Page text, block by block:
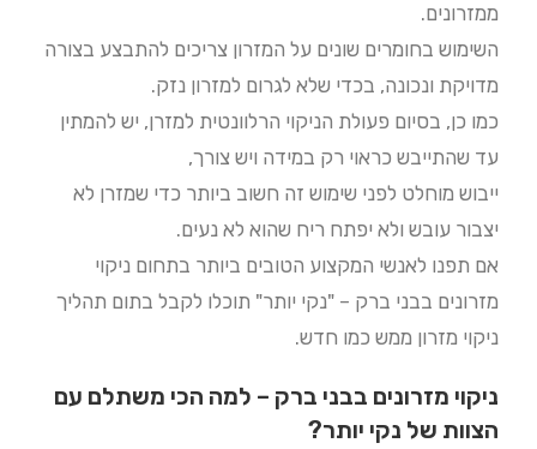
ממזרונים.
השימוש בחומרים שונים על המזרון צריכים להתבצע בצורה
מדויקת ונכונה, בכדי שלא לגרום למזרון נזק.
כמו כן, בסיום פעולת הניקוי הרלוונטית למזרן, יש להמתין
עד שהתייבש כראוי רק במידה ויש צורך,
ייבוש מוחלט לפני שימוש זה חשוב ביותר כדי שמזרן לא
יצבור עובש ולא יפתח ריח שהוא לא נעים.
אם תפנו לאנשי המקצוע הטובים ביותר בתחום ניקוי
מזרונים בבני ברק – "נקי יותר" תוכלו לקבל בתום תהליך
ניקוי מזרון ממש כמו חדש.
ניקוי מזרונים בבני ברק – למה הכי משתלם עם
הצוות של נקי יותר?